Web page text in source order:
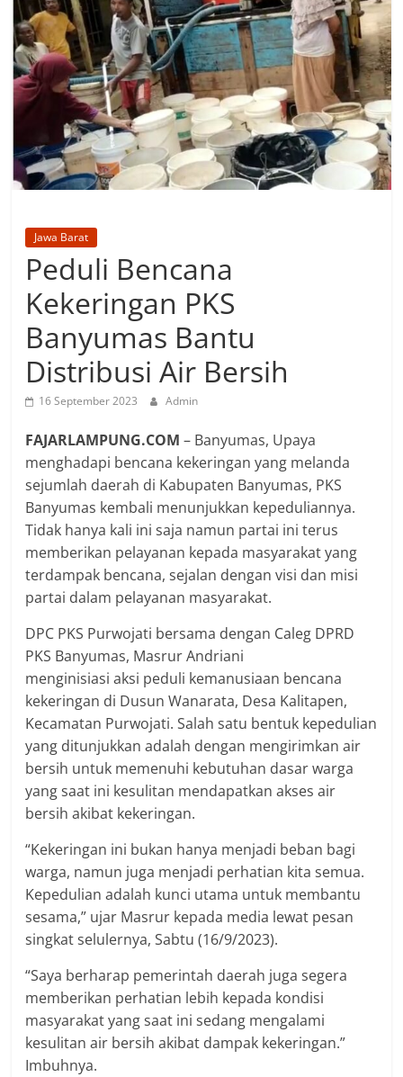
Jawa Barat
Peduli Bencana
Kekeringan PKS
Banyumas Bantu
Distribusi Air Bersih
16 September 2023 Admin
FAJARLAMPUNG.COM– Banyumas, Upaya
menghadapi bencana kekeringan yang melanda
sejumlah daerah di Kabupaten Banyumas, PKS
Banyumas kembali menunjukkan kepeduliannya.
Tidak hanya kali ini saja namun partai ini terus
memberikan pelayanan kepada masyarakat yang
terdampak bencana, sejalan dengan visi dan misi
partai dalam pelayanan masyarakat.
DPC PKS Purwojati bersama dengan Caleg DPRD
PKS Banyumas, Masrur Andriani
menginisiasi aksi peduli kemanusiaan bencana
kekeringan di Dusun Wanarata, Desa Kalitapen,
Kecamatan Purwojati. Salah satu bentuk kepedulian
yang ditunjukkan adalah dengan mengirimkan air
bersih untuk memenuhi kebutuhan dasar warga
yang saat ini kesulitan mendapatkan akses air
bersih akibat kekeringan.
“Kekeringan ini bukan hanya menjadi beban bagi
warga, namun juga menjadi perhatian kita semua.
Kepedulian adalah kunci utama untuk membantu
sesama,” ujar Masrur kepada media lewat pesan
singkat selulernya, Sabtu (16/9/2023).
“Saya berharap pemerintah daerah juga segera
memberikan perhatian lebih kepada kondisi
masyarakat yang saat ini sedang mengalami
kesulitan air bersih akibat dampak kekeringan.”
Imbuhnya.